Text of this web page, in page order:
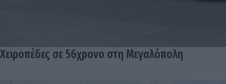
Χειροπέδες σε 56χρονο στη Μεγαλόπολη